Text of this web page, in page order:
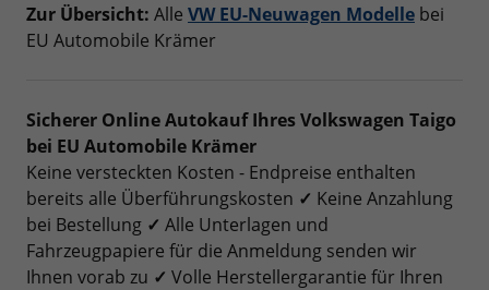
Zur Übersicht: Alle VW EU-Neuwagen Modelle bei
EU Automobile Krämer
Sicherer Online Autokauf Ihres Volkswagen Taigo
bei EU Automobile Krämer
Keine versteckten Kosten - Endpreise enthalten
bereits alle Überführungskosten ✓ Keine Anzahlung
bei Bestellung ✓ Alle Unterlagen und
Fahrzeugpapiere für die Anmeldung senden wir
Ihnen vorab zu ✓ Volle Herstellergarantie für Ihren